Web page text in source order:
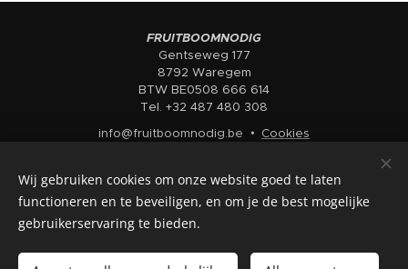
FRUITBOOMNODIG
Gentseweg 177
8792 Waregem
BTW BE0508 666 614
Tel. +32 487 480 308
info@fruitboomnodig.be
Cookies
English
Wij gebruiken cookies om onze website goed te laten
functioneren en te beveiligen, en om je de best mogelijke
gebruikerservaring te bieden.